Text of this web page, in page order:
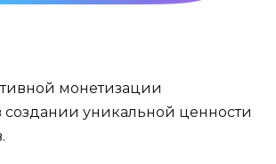
монетизации
создании уникальной ценности